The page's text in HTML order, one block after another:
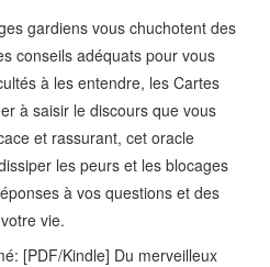
gardiens vous chuchotent des
conseils adéquats pour vous
à les entendre, les Cartes
à saisir le discours que vous
et rassurant, cet oracle
les peurs et les blocages
à vos questions et des
vie.
[PDF/Kindle] Du merveilleux